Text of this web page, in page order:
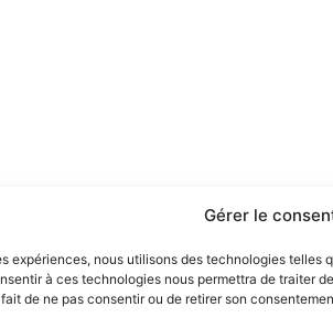
Gérer le
expériences, nous utilisons des technologies
à ces technologies nous permettra de traiter
de ne pas consentir ou de retirer son